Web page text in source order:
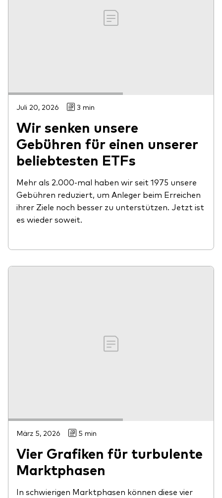
Juli 20, 2026 3 min
Wir senken unsere
Gebühren für einen unserer
beliebtesten ETFs
Mehr als 2.000-mal haben wir seit 1975 unsere
Gebühren reduziert, um Anleger beim Erreichen
ihrer Ziele noch besser zu unterstützen. Jetzt ist
es wieder soweit.
März 5, 2026 5 min
Vier Grafiken für turbulente
Marktphasen
In schwierigen Marktphasen können diese vier